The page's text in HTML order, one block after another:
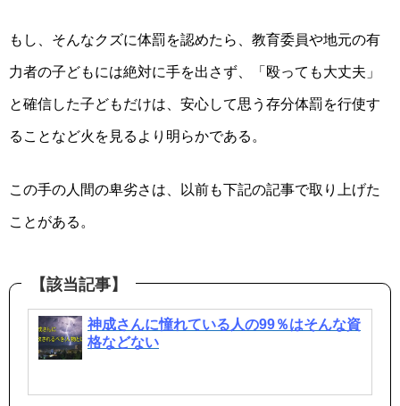
もし、そんなクズに体罰を認めたら、教育委員や地元の有
力者の子どもには絶対に手を出さず、「殴っても大丈夫」
と確信した子どもだけは、安心して思う存分体罰を行使す
ることなど火を見るより明らかである。
この手の人間の卑劣さは、以前も下記の記事で取り上げた
ことがある。
神成さんに憧れている人の99％はそんな資
格などない